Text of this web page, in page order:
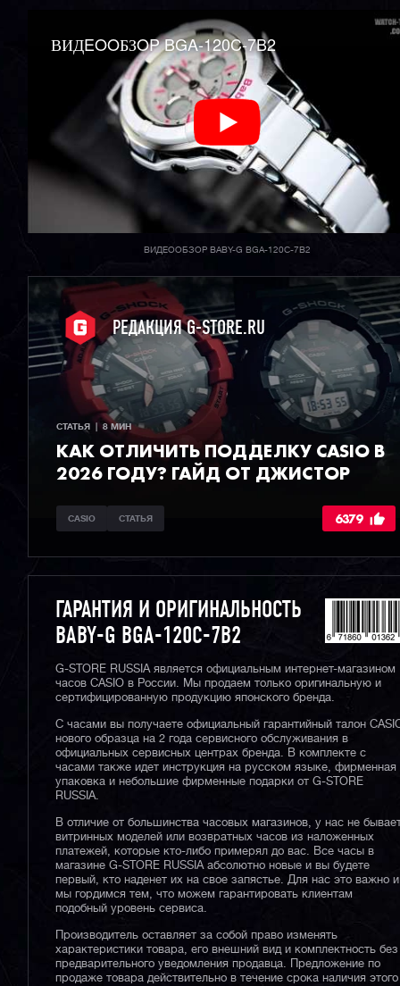
ВИДEOOБЗOP BGA-120C-7B2
ВИДЕООБЗОР BABY-G BGA-120C-7B2
РЕДАКЦИЯ G-STORE.RU
СТАТЬЯ  |  8 МИН
КАК ОТЛИЧИТЬ ПОДДЕЛКУ CASIO В
2026 ГОДУ? ГАЙД ОТ ДЖИСТОР
CASIO СТАТЬЯ 6379
ГАРАНТИЯ И ОРИГИНАЛЬНОСТЬ
BABY-G BGA-120C-7B2
G-STORE RUSSIA является официальным интернет-магазином
часов CASIO в России. Мы продаем только оригинальную и
сертифицированную продукцию японского бренда.
С часами вы получаете официальный гарантийный талон
нового образца на 2 года сервисного обслуживания в
официальных сервисных центрах бренда. В комплекте с
часами также идет инструкция на русском языке, фирменная
упаковка и небольшие фирменные подарки от G-STORE
RUSSIA.
В отличие от большинства часовых магазинов, у нас не
витринных моделей или возвратных часов из наложенных
платежей, которые кто-либо примерял до вас. Все часы в
магазине G-STORE RUSSIA абсолютно новые и вы будете
первый, кто наденет их на свое запястье. Для нас это важно и
мы гордимся тем, что можем гарантировать клиентам
подобный уровень сервиса.
Производитель оставляет за собой право изменять
характеристики товара, его внешний вид и комплектность без
предварительного уведомления продавца. Предложение по
продаже товара действительно в течение срока наличия этого